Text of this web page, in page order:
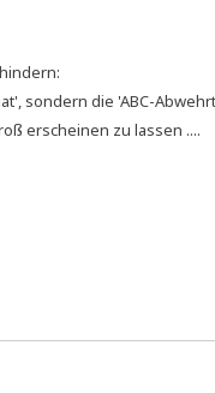
son­dern die 'ABC-
erschei­nen zu lassen ....